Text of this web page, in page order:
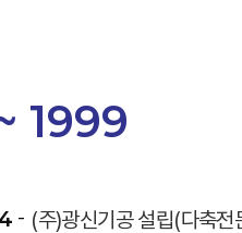
1999
(주)광신기공 설립(다축전